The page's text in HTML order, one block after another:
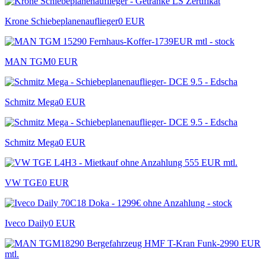
Krone Schiebeplanenauflieger0 EUR
MAN TGM0 EUR
Schmitz Mega0 EUR
Schmitz Mega0 EUR
VW TGE0 EUR
Iveco Daily0 EUR